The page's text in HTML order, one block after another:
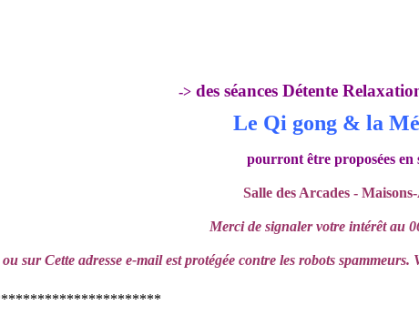
-> des séances Détente
Le Qi gong & la
pourront être proposées en
Salle des Arcades -
Merci de signaler votre intérêt au
ou surCette adresse e-mail est protégée contre les robots